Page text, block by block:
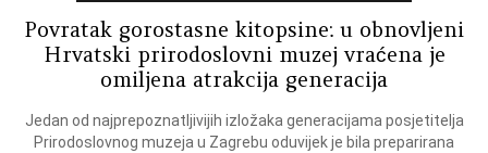
Povratak gorostasne kitopsine: u obnovljeni
Hrvatski prirodoslovni muzej vraćena je
omiljena atrakcija generacija
Jedan od najprepoznatljivijih izložaka generacijama posjetitelja
Prirodoslovnog muzeja u Zagrebu oduvijek je bila preparirana